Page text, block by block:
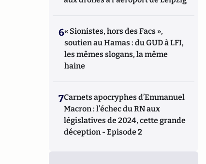
6« Sionistes, hors des Facs »,
soutien au Hamas : du GUD à LFI,
les mêmes slogans, la même
haine
7Carnets apocryphes d’Emmanuel
Macron : l’échec du RN aux
législatives de 2024, cette grande
déception - Episode 2